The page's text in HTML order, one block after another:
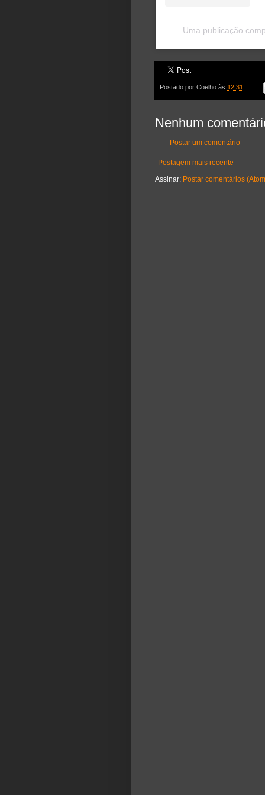
Uma publicação
Postado por Coelho às 12:31
Nenhum
Postar um comentário
Postagem mais recente
Assinar: Postar comentários